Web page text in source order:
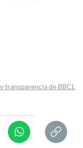
transparencia de BBCL